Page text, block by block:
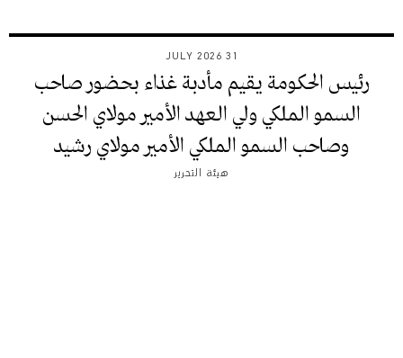
31 JULY 2026
رئيس الحكومة يقيم مأدبة غذاء بحضور صاحب
السمو الملكي ولي العهد الأمير مولاي الحسن
وصاحب السمو الملكي الأمير مولاي رشيد
هيئة التحرير